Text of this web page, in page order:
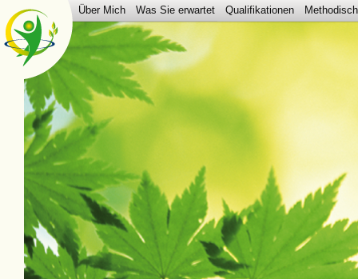
Hauptmenü Zum Inhalt wechseln
Zum sekundären Inhalt wechseln
Über Mich Was Sie erwartet Qualifikationen